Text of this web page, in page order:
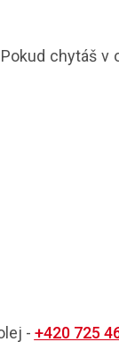
chytáš v
- +420 725